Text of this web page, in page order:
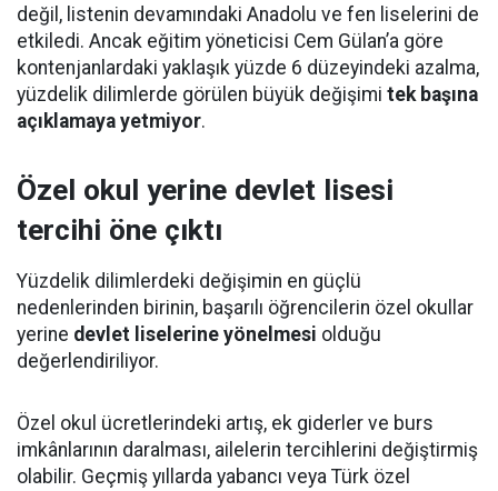
değil, listenin devamındaki Anadolu ve fen liselerini de
etkiledi. Ancak eğitim yöneticisi Cem Gülan’a göre
kontenjanlardaki yaklaşık yüzde 6 düzeyindeki azalma,
yüzdelik dilimlerde görülen büyük değişimi tek başına
açıklamaya yetmiyor.
Özel okul yerine devlet lisesi
tercihi öne çıktı
Yüzdelik dilimlerdeki değişimin en güçlü
nedenlerinden birinin, başarılı öğrencilerin özel okullar
yerine devlet liselerine yönelmesi olduğu
değerlendiriliyor.
Özel okul ücretlerindeki artış, ek giderler ve burs
imkânlarının daralması, ailelerin tercihlerini değiştirmiş
olabilir. Geçmiş yıllarda yabancı veya Türk özel